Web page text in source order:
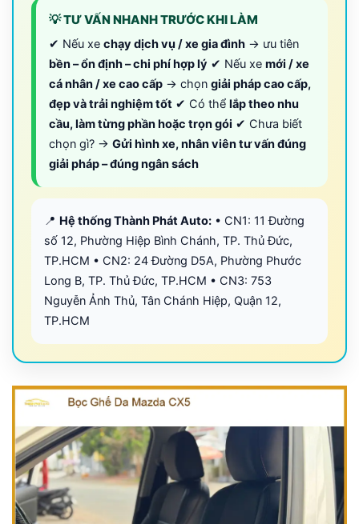
💡 TƯ VẤN NHANH TRƯỚC KHI LÀM
✔ Nếu xe chạy dịch vụ / xe gia đình → ưu tiên
bền – ổn định – chi phí hợp lý ✔ Nếu xe mới / xe
cá nhân / xe cao cấp → chọn giải pháp cao cấp,
đẹp và trải nghiệm tốt ✔ Có thể lắp theo nhu
cầu, làm từng phần hoặc trọn gói ✔ Chưa biết
chọn gì? → Gửi hình xe, nhân viên tư vấn đúng
giải pháp – đúng ngân sách
📍 Hệ thống Thành Phát Auto: • CN1: 11 Đường
số 12, Phường Hiệp Bình Chánh, TP. Thủ Đức,
TP.HCM • CN2: 24 Đường D5A, Phường Phước
Long B, TP. Thủ Đức, TP.HCM • CN3: 753
Nguyễn Ảnh Thủ, Tân Chánh Hiệp, Quận 12,
TP.HCM